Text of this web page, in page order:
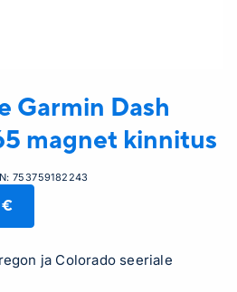
Garmin Dash
magnet kinnitus
753759182243
€
ja Colorado seeriale